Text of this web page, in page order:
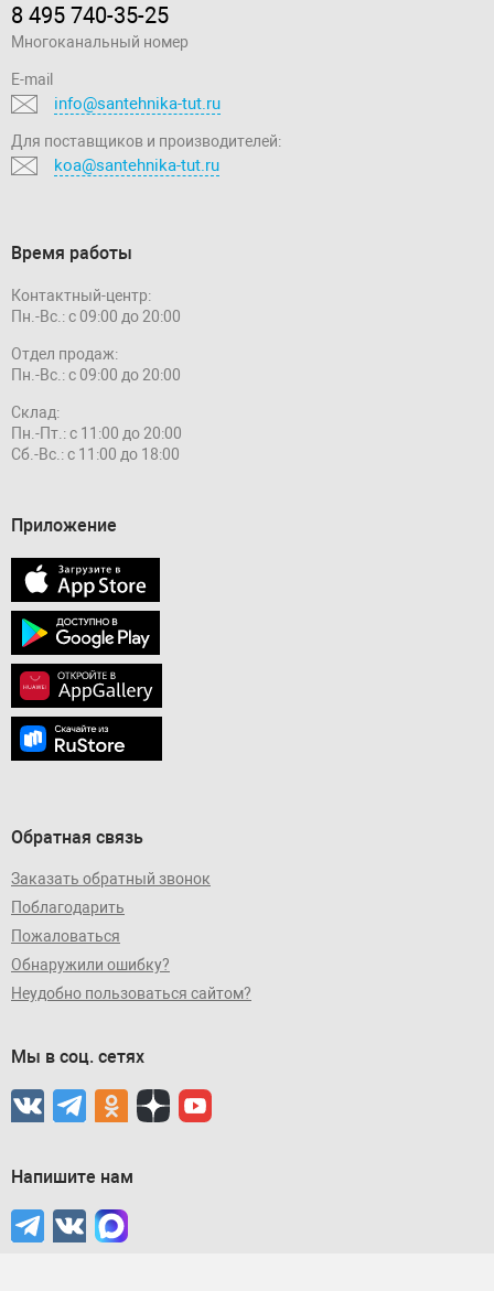
8 495 740-35-25
Многоканальный номер
E-mail
info@santehnika-tut.ru
Для поставщиков и производителей:
koa@santehnika-tut.ru
Время работы
Контактный-центр:
Пн.-Вс.: с 09:00 до 20:00
Отдел продаж:
Пн.-Вс.: с 09:00 до 20:00
Склад:
Пн.-Пт.: с 11:00 до 20:00
Сб.-Вс.: с 11:00 до 18:00
Приложение
Обратная связь
Заказать обратный звонок
Поблагодарить
Пожаловаться
Обнаружили ошибку?
Неудобно пользоваться сайтом?
Мы в соц. сетях
Напишите нам